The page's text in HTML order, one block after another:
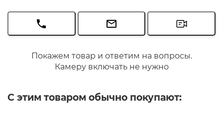
Покажем товар и ответим на вопросы.
Камеру включать не нужно
С этим товаром обычно покупают: